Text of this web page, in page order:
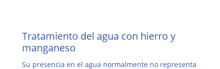
Tratamiento del agua con hierro y
manganeso
Su presencia en el agua normalmente no representa